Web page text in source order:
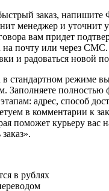
заказ,
менеджер и уточнит
вам придет
почту или через СМС.
и радоваться новой
стандартном режиме
Заполняете полностью
адрес, способ
в комментарии к
поможет курьеру вас
в рублях